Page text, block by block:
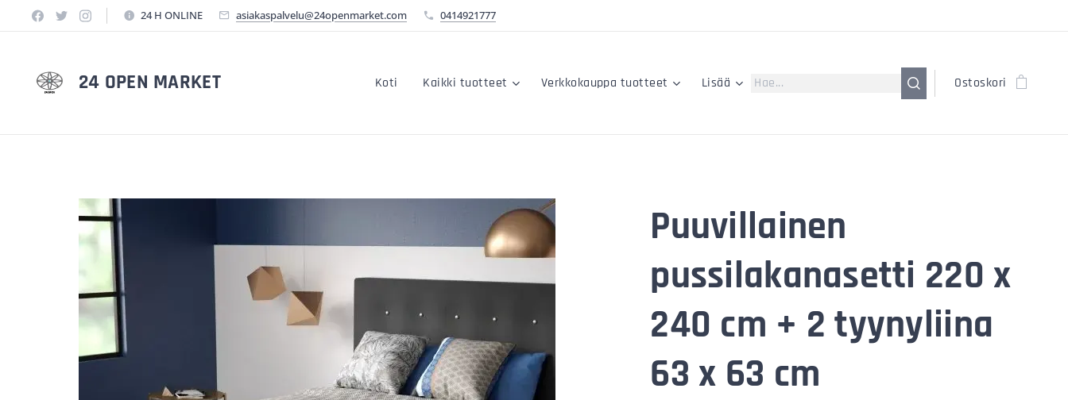
24 H ONLINE asiakaspalvelu@24openmarket.com 0414921777
24 OPEN MARKET Koti Kaikki tuotteet Verkkokauppa tuotteet Lisää Ostoskori
Puuvillainen
pussilakanasetti 220 x
240 cm + 2 tyynyliina
63 x 63 cm